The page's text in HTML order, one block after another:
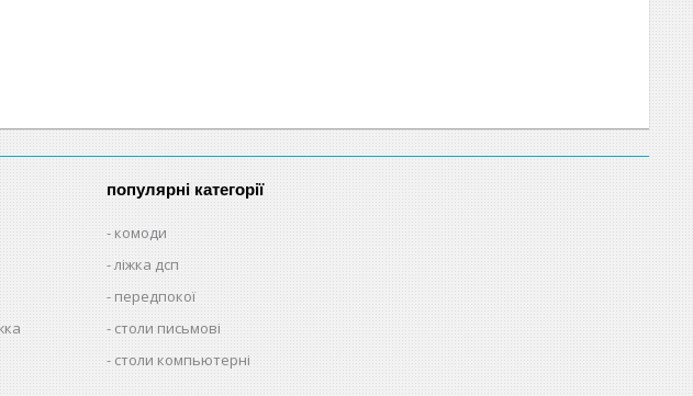
популярні категорії
комоди
ліжка дсп
передпокої
столи письмові
столи компьютерні